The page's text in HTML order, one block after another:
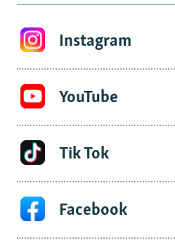
Instagram
YouTube
Tik Tok
Facebook